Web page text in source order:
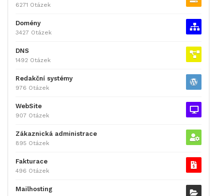
6271 Otázek
Domény
3427 Otázek
DNS
1492 Otázek
Redakční systémy
976 Otázek
WebSite
907 Otázek
Zákaznická administrace
895 Otázek
Fakturace
496 Otázek
Mailhosting